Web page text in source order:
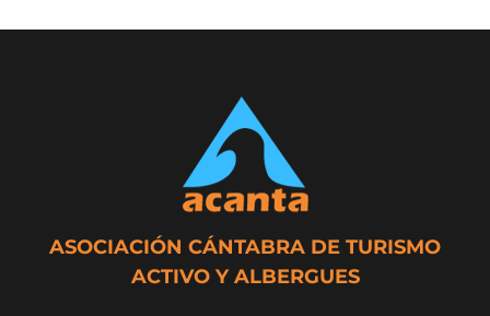
ASOCIACIÓN CÁNTABRA DE TURISMO
ACTIVO Y ALBERGUES